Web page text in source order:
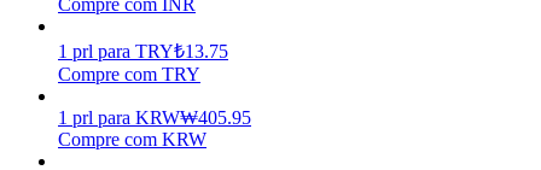
Ganhar1 prl para TRY₺13.75
Compre com TRY
1 prl para KRW₩405.95
Compre com KRW